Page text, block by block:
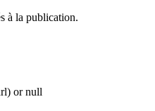
à la publication.
or null